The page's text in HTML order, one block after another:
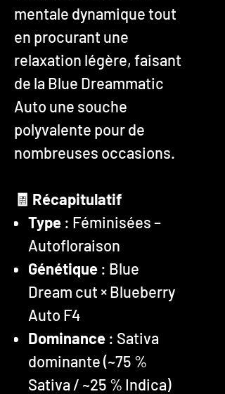
mentale dynamique tout
en procurant une
relaxation légère, faisant
de la Blue Dreammatic
Auto une souche
polyvalente pour de
nombreuses occasions.
🧾 Récapitulatif
Type : Féminisées –
Autofloraison
Génétique : Blue
Dream cut × Blueberry
Auto F4
Dominance : Sativa
dominante (~75 %
Sativa / ~25 % Indica)